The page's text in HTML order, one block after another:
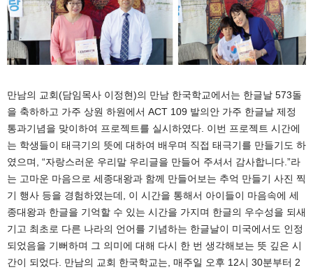
만남의 교회(담임목사 이정현)의 만남 한국학교에서는 한글날 573돌
을 축하하고 가주 상원 하원에서 ACT 109 발의안 가주 한글날 제정
통과기념을 맞이하여 프로젝트를 실시하였다. 이번 프로젝트 시간에
는 학생들이 태극기의 뜻에 대하여 배우며 직접 태극기를 만들기도 하
였으며, “자랑스러운 우리말 우리글을 만들어 주셔서 감사합니다.”라
는 고마운 마음으로 세종대왕과 함께 만들어보는 추억 만들기 사진 찍
기 행사 등을 경험하였는데, 이 시간을 통해서 아이들이 마음속에 세
종대왕과 한글을 기억할 수 있는 시간을 가지며 한글의 우수성을 되새
기고 최초로 다른 나라의 언어를 기념하는 한글날이 미국에서도 인정
되었음을 기뻐하며 그 의미에 대해 다시 한 번 생각해보는 뜻 깊은 시
간이 되었다. 만남의 교회 한국학교는, 매주일 오후 12시 30분부터 2